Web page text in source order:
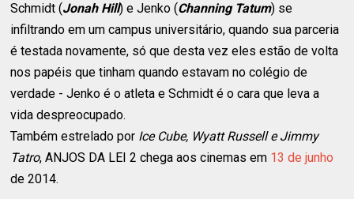
Schmidt (Jonah Hill) e Jenko (Channing Tatum) se
infiltrando em um campus universitário, quando sua parceria
é testada novamente, só que desta vez eles estão de volta
nos papéis que tinham quando estavam no colégio de
verdade - Jenko é o atleta e Schmidt é o cara que leva a
vida despreocupado.
Também estrelado por Ice Cube, Wyatt Russell e Jimmy
Tatro, ANJOS DA LEI 2 chega aos cinemas em 13 de junho
de 2014.